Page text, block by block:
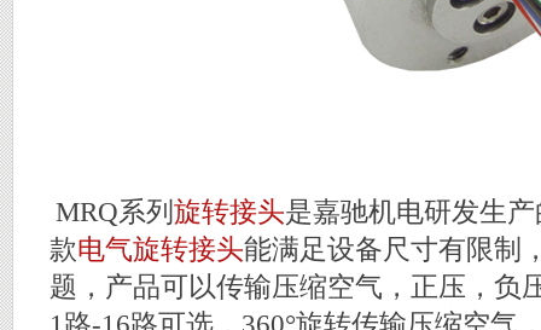
MRQ系列 旋转接头是嘉驰机电研发生
款电气旋转接头能满足设备尺寸有限制
题，产品可以传输压缩空气，正压，负